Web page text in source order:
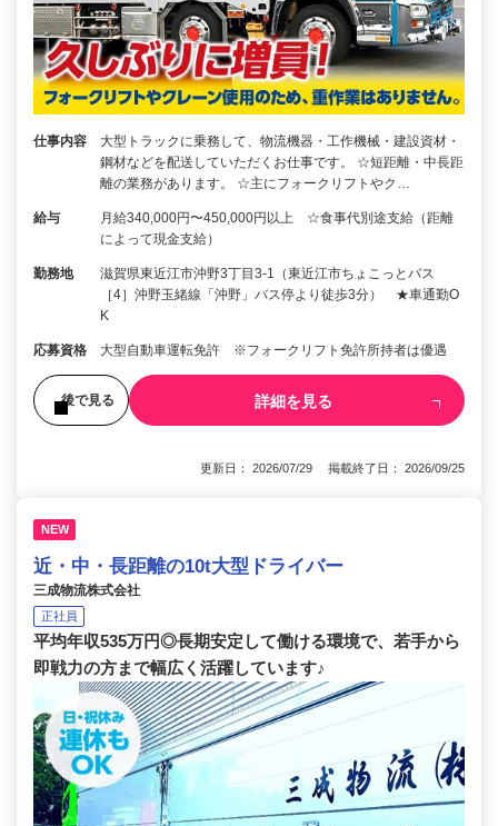
仕事内容
大型トラックに乗務して、物流機器・工作機械・建設資材・
鋼材などを配送していただくお仕事です。 ☆短距離・中長距
離の業務があります。 ☆主にフォークリフトやク…
給与
月給340,000円〜450,000円以上 ☆食事代別途支給（距離
によって現金支給）
勤務地
滋賀県東近江市沖野3丁目3-1（東近江市ちょこっとバス
［4］沖野玉緒線「沖野」バス停より徒歩3分） ★車通勤O
K
応募資格 大型自動車運転免許 ※フォークリフト免許所持者は優遇
後で見る 詳細を見る
更新日： 2026/07/29 掲載終了日： 2026/09/25
NEW
近・中・長距離の10t大型ドライバー
三成物流株式会社
正社員
平均年収535万円◎長期安定して働ける環境で、若手から
即戦力の方まで幅広く活躍しています♪